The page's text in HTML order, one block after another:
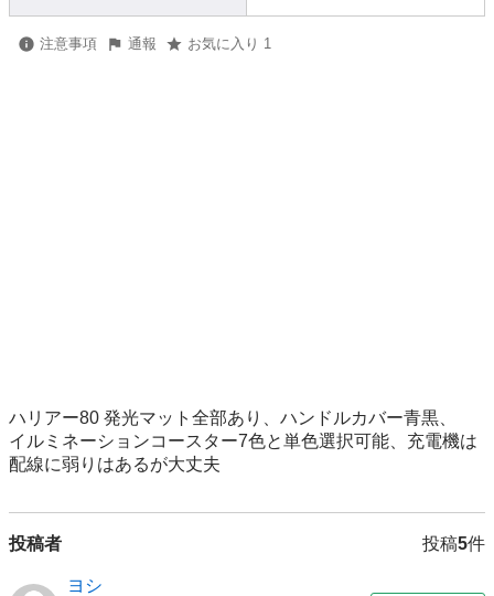
注意事項 通報 お気に入り 1
ハリアー80 発光マット全部あり、ハンドルカバー青黒、
イルミネーションコースター7色と単色選択可能、充電機は
配線に弱りはあるが大丈夫
投稿者 投稿5件
ヨシ